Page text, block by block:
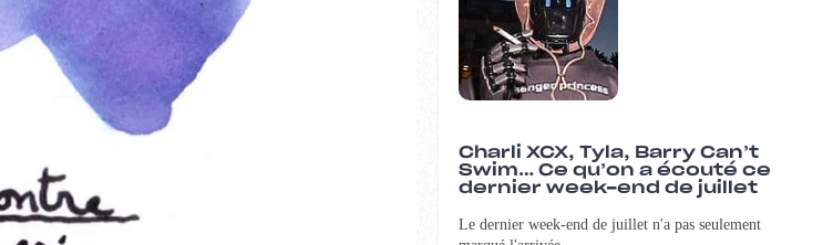
Charli XCX, Tyla, Barry Can’t
Swim… Ce qu’on a écouté ce
dernier week-end de juillet
Le dernier week-end de juillet n'a pas seulement